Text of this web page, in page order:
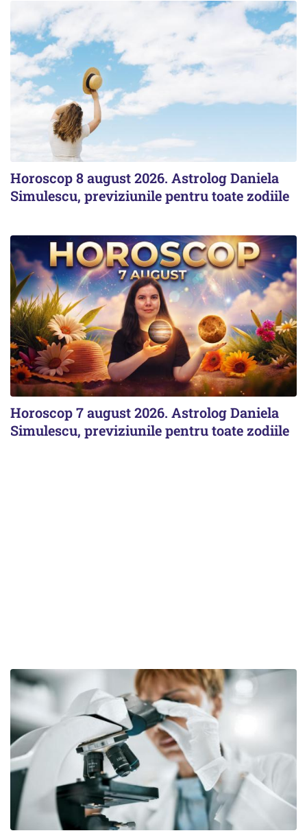
Horoscop 8 august 2026. Astrolog Daniela
Simulescu, previziunile pentru toate zodiile
Horoscop 7 august 2026. Astrolog Daniela
Simulescu, previziunile pentru toate zodiile